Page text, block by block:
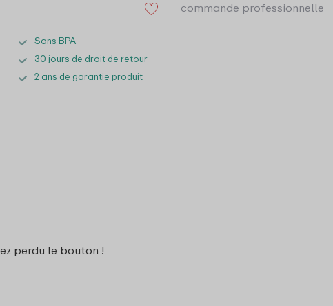
commande professionnelle
Sans BPA
30 jours de droit de retour
2 ans de garantie produit
perdu le bouton !